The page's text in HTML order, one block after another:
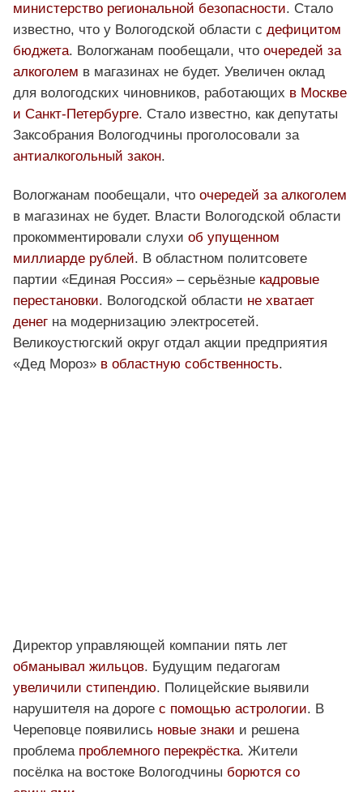
министерство региональной безопасности. Стало
известно, что у Вологодской области с дефицитом
бюджета. Вологжанам пообещали, что очередей за
алкоголем в магазинах не будет. Увеличен оклад
для вологодских чиновников, работающих в Москве
и Санкт-Петербурге. Стало известно, как депутаты
Заксобрания Вологодчины проголосовали за
антиалкогольный закон.
Вологжанам пообещали, что очередей за алкоголем
в магазинах не будет. Власти Вологодской области
прокомментировали слухи об упущенном
миллиарде рублей. В областном политсовете
партии «Единая Россия» – серьёзные кадровые
перестановки. Вологодской области не хватает
денег на модернизацию электросетей.
Великоустюгский округ отдал акции предприятия
«Дед Мороз» в областную собственность.
Директор управляющей компании пять лет
обманывал жильцов. Будущим педагогам
увеличили стипендию. Полицейские выявили
нарушителя на дороге с помощью астрологии. В
Череповце появились новые знаки и решена
проблема проблемного перекрёстка. Жители
посёлка на востоке Вологодчины борются со